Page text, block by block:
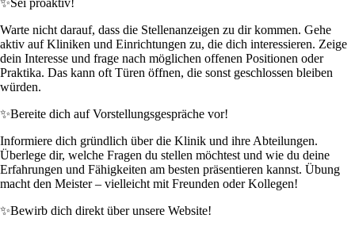
✨Sei proaktiv!
Warte nicht darauf, dass die Stellenanzeigen zu dir kommen. Gehe
aktiv auf Kliniken und Einrichtungen zu, die dich interessieren. Zeige
dein Interesse und frage nach möglichen offenen Positionen oder
Praktika. Das kann oft Türen öffnen, die sonst geschlossen bleiben
würden.
✨Bereite dich auf Vorstellungsgespräche vor!
Informiere dich gründlich über die Klinik und ihre Abteilungen.
Überlege dir, welche Fragen du stellen möchtest und wie du deine
Erfahrungen und Fähigkeiten am besten präsentieren kannst. Übung
macht den Meister – vielleicht mit Freunden oder Kollegen!
✨Bewirb dich direkt über unsere Website!